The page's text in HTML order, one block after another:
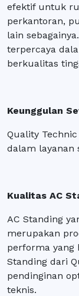
efektif untuk
perkantoran,
lain
terpercaya
berkualitas
Keunggulan
Quality
dalam layanan
Kualitas AC
AC Standing
merupakan
performa yang
Standing dari
pendinginan
teknis.